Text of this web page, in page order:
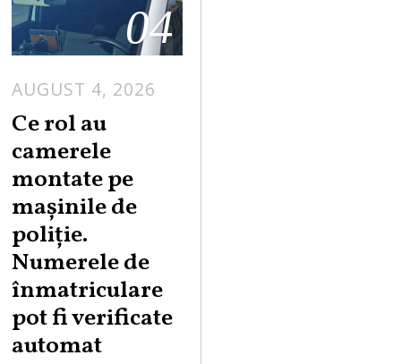
04
AUGUST 4, 2026
Ce rol au
camerele
montate pe
mașinile de
poliție.
Numerele de
înmatriculare
pot fi verificate
automat